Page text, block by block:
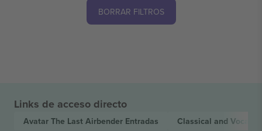
BORRAR FILTROS
Links de acceso directo
Avatar The Last Airbender Entradas Classical and Vocal